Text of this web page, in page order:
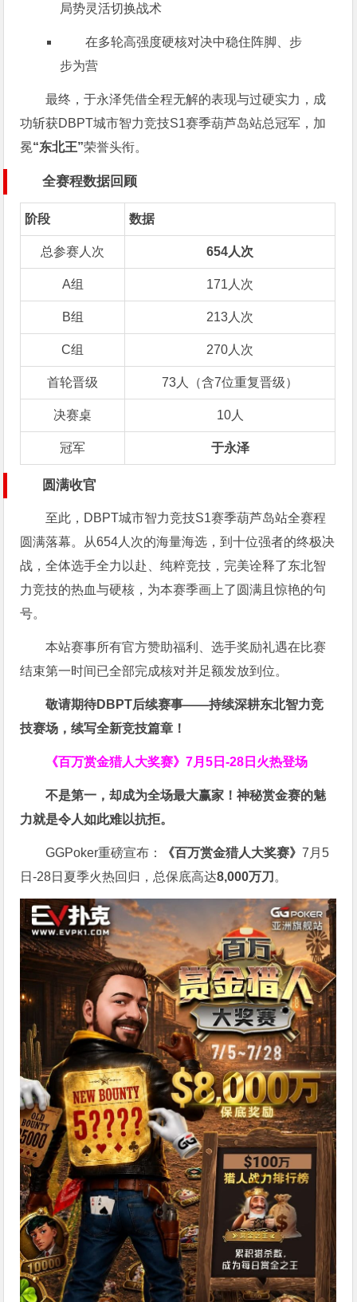
局势灵活切换战术
在多轮高强度硬核对决中稳住阵脚、步
步为营
最终，于永泽凭借全程无解的表现与过硬实力，成
功斩获DBPT城市智力竞技S1赛季葫芦岛站总冠军，加
冕“东北王”荣誉头衔。
全赛程数据回顾
阶段 数据
总参赛人次 654人次
A组 171人次
B组 213人次
C组 270人次
首轮晋级 73人（含7位重复晋级）
决赛桌 10人
冠军 于永泽
圆满收官
至此，DBPT城市智力竞技S1赛季葫芦岛站全赛程
圆满落幕。从654人次的海量海选，到十位强者的终极决
战，全体选手全力以赴、纯粹竞技，完美诠释了东北智
力竞技的热血与硬核，为本赛季画上了圆满且惊艳的句
号。
本站赛事所有官方赞助福利、选手奖励礼遇在比赛
结束第一时间已全部完成核对并足额发放到位。
敬请期待DBPT后续赛事——持续深耕东北智力竞
技赛场，续写全新竞技篇章！
《百万赏金猎人大奖赛》7月5日-28日火热登场
不是第一，却成为全场最大赢家！神秘赏金赛的魅
力就是令人如此难以抗拒。
GGPoker重磅宣布： 《百万赏金猎人大奖赛》7月5
日-28日夏季火热回归，总保底高达8,000万刀 。